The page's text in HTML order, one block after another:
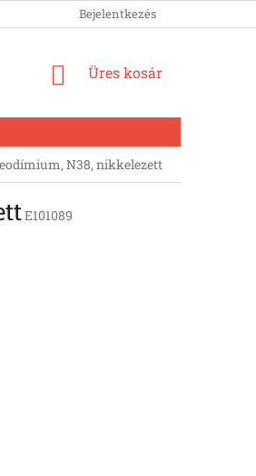
Bejelentkezés
KOSÁR
Üres kosár
N38, nikkelezett
E101089